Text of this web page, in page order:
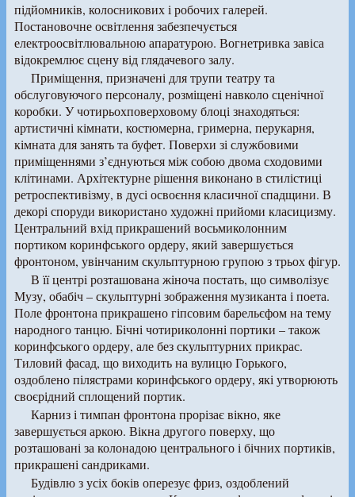
підйомників, колосникових і робочих галерей.
Постановочне освітлення забезпечується
електроосвітлювальною апаратурою. Вогнетривка завіса
відокремлює сцену від глядачевого залу.
Приміщення, призначені для трупи театру та
обслуговуючого персоналу, розміщені навколо сценічної
коробки. У чотирьохповерховому блоці знаходяться:
артистичні кімнати, костюмерна, гримерна, перукарня,
кімната для занять та буфет. Поверхи зі службовими
приміщеннями з’єднуються між собою двома сходовими
клітинами. Архітектурне рішення виконано в стилістиці
ретроспективізму, в дусі освоєння класичної спадщини. В
декорі споруди використано художні прийоми класицизму.
Центральний вхід прикрашений восьмиколонним
портиком коринфського ордеру, який завершується
фронтоном, увінчаним скульптурною групою з трьох фігур.
В її центрі розташована жіноча постать, що символізує
Музу, обабіч – скульптурні зображення музиканта і поета.
Поле фронтона прикрашено гіпсовим барельєфом на тему
народного танцю. Бічні чотириколонні портики – також
коринфського ордеру, але без скульптурних прикрас.
Тиловий фасад, що виходить на вулицю Горького,
оздоблено пілястрами коринфського ордеру, які утворюють
своєрідний сплощений портик.
Карниз і тимпан фронтона прорізає вікно, яке
завершується аркою. Вікна другого поверху, що
розташовані за колонадою центрального і бічних портиків,
прикрашені сандриками.
Будівлю з усіх боків оперезує фриз, оздоблений